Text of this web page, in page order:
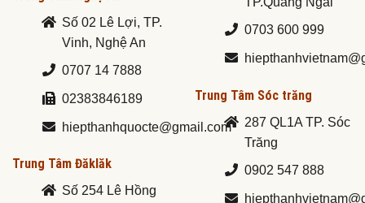
Số 02 Lê Lợi, TP.
Vinh, Nghệ An
0707 14 7888
02383846189
hiepthanhquocte@gmail.com
Trung Tâm Đăklăk
Số 254 Lê Hồng
0703 600 999
Trung Tâm Sóc trăng
287 QL1A TP. Sóc
Trăng
0902 547 888